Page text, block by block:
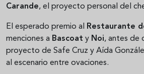
Carande, el proyecto personal del
El esperado premio al Restaurante
menciones a Bascoat y Noi, antes de
proyecto de Safe Cruz y Aída
al escenario entre ovaciones.